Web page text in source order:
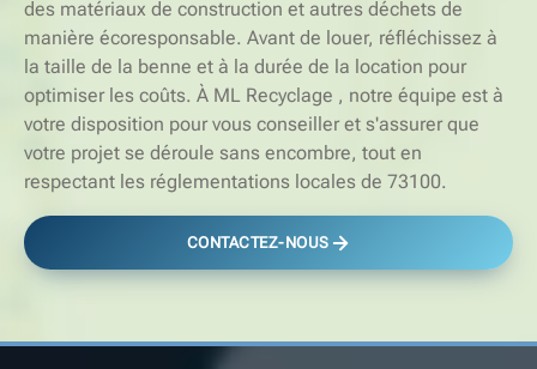
des matériaux de construction et autres déchets de
manière écoresponsable. Avant de louer, réfléchissez à
la taille de la benne et à la durée de la location pour
optimiser les coûts. À ML Recyclage , notre équipe est à
votre disposition pour vous conseiller et s'assurer que
votre projet se déroule sans encombre, tout en
respectant les réglementations locales de 73100.
CONTACTEZ-NOUS